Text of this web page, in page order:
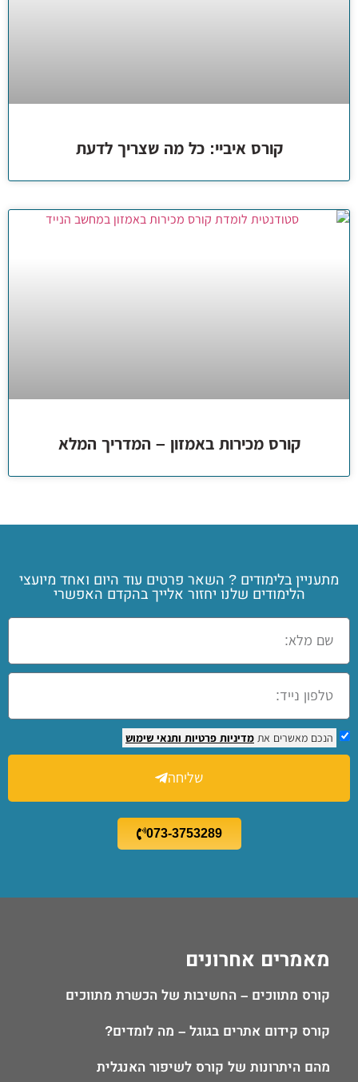
קורס איביי: כל מה שצריך לדעת
קורס מכירות באמזון – המדריך המלא
מתעניין בלימודים ? השאר פרטים עוד היום ואחד מיועצי
הלימודים שלנו יחזור אלייך בהקדם האפשרי
הנכם מאשרים את מדיניות פרטיות ותנאי שימוש
שליחה
073-3753289
מאמרים אחרונים
קורס מתווכים – החשיבות של הכשרת מתווכים
קורס קידום אתרים בגוגל – מה לומדים?
מהם היתרונות של קורס לשיפור האנגלית